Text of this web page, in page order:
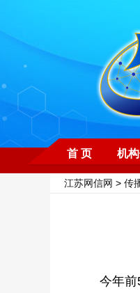
首 页 机
江苏网信网 > 传
今年